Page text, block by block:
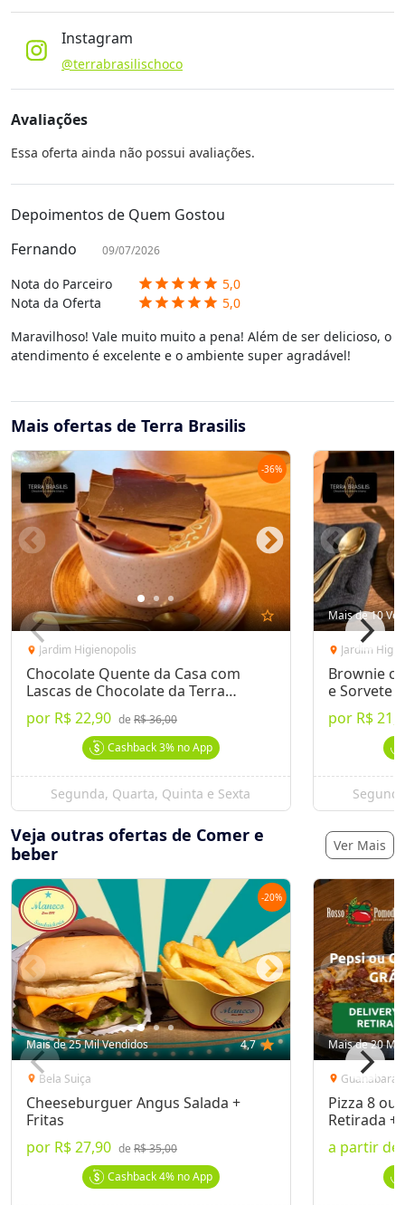
Instagram
@terrabrasilischoco
Avaliações
Essa oferta ainda não possui avaliações.
Depoimentos de Quem Gostou
Fernando
09/07/2026
Nota do Parceiro star star star star star 5,0
Nota da Oferta
star star star star star 5,0
Maravilhoso! Vale muito muito a pena! Além de ser delicioso, o
atendimento é excelente e o ambiente super agradável!
Mais ofertas de Terra Brasilis
-36%
star_outline
location_on Jardim Higienopolis
Chocolate Quente da Casa com
Lascas de Chocolate da Terra
Brasilis
por R$ 22,90 deR$ 36,00
Cashback3%no App
Segunda, Quarta, Quinta e Sexta
Mais de 10
location_on Jardim
Brownie
e Sorvete
por R$
Veja outras ofertas de Comer e
beber
Ver Mais
-20%
Mais de 25 Mil Vendidos 4,7 star
location_on Bela Suiça
Cheeseburguer Angus Salada +
Fritas
por R$ 27,90 deR$ 35,00
Cashback4%no App
Mais de 20 Mil
location_on Guanabara
Pizza 8 ou
Retirada +
a partir de